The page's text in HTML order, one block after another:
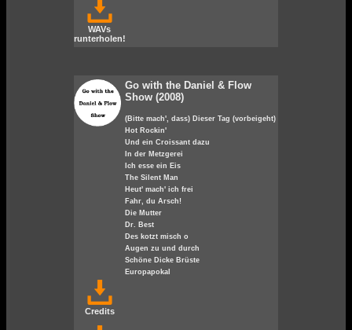
WAVs
runterholen!
Go with the Daniel & Flow
Show (2008)
(Bitte mach', dass) Dieser Tag (vorbeigeht)
Hot Rockin'
Und ein Croissant dazu
In der Metzgerei
Ich esse ein Eis
The Silent Man
Heut' mach' ich frei
Fahr, du Arsch!
Die Mutter
Dr. Best
Des kotzt misch o
Augen zu und durch
Schöne Dicke Brüste
Europapokal
Credits